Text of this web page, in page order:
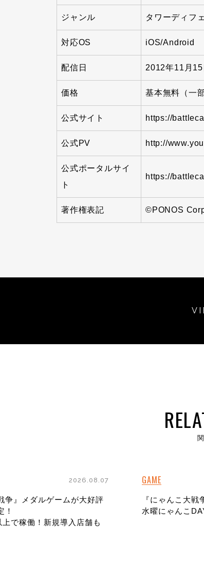
ジャンル タワーディフ
対応OS iOS/Android
配信日 2012年11月15
価格 基本無料（一
公式サイト https://
公式PV http://
公式ポータルサイ
ト
https://
著作権表記 ©PONOS
2026.08.07
争』メダルゲームが大好評
！
で稼働！新規導入店舗も
GAME
『にゃんこ大
水曜にゃんこ